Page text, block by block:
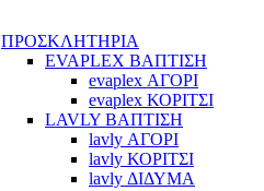
ΠΡΟΣΚΛΗΤΗΡΙΑ
EVAPLEX ΒΑΠΤΙΣΗ
evaplex ΑΓΟΡΙ
evaplex ΚΟΡΙΤΣΙ
LAVLY ΒΑΠΤΙΣΗ
lavly ΑΓΟΡΙ
lavly ΚΟΡΙΤΣΙ
lavly ΔΙΔΥΜΑ